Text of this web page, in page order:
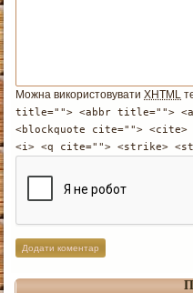
Можна використовуватиXHTML
title=""> <abbr title="">
<blockquote cite=""> <cite>
<i> <q cite=""> <strike>